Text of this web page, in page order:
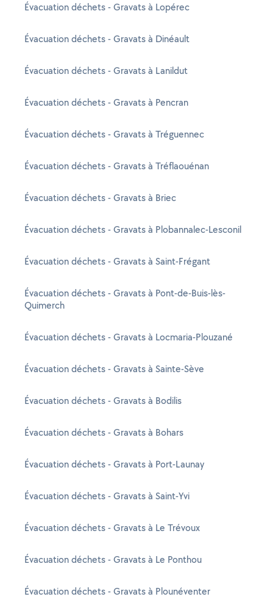
Évacuation déchets - Gravats à Lopérec
Évacuation déchets - Gravats à Dinéault
Évacuation déchets - Gravats à Lanildut
Évacuation déchets - Gravats à Pencran
Évacuation déchets - Gravats à Tréguennec
Évacuation déchets - Gravats à Tréflaouénan
Évacuation déchets - Gravats à Briec
Évacuation déchets - Gravats à Plobannalec-Lesconil
Évacuation déchets - Gravats à Saint-Frégant
Évacuation déchets - Gravats à Pont-de-Buis-lès-
Quimerch
Évacuation déchets - Gravats à Locmaria-Plouzané
Évacuation déchets - Gravats à Sainte-Sève
Évacuation déchets - Gravats à Bodilis
Évacuation déchets - Gravats à Bohars
Évacuation déchets - Gravats à Port-Launay
Évacuation déchets - Gravats à Saint-Yvi
Évacuation déchets - Gravats à Le Trévoux
Évacuation déchets - Gravats à Le Ponthou
Évacuation déchets - Gravats à Plounéventer